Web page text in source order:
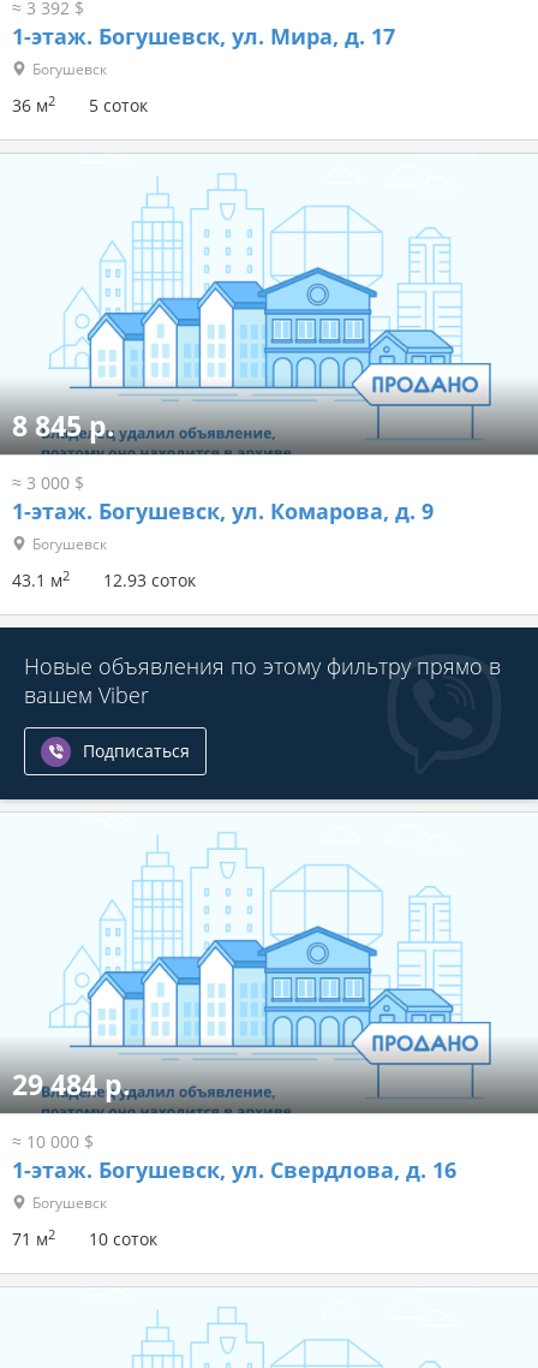
≈ 3 392 $
1-этаж. Богушевск, ул. Мира, д. 17
Богушевск
36 м2 5 соток
8 845 р.
≈ 3 000 $
1-этаж. Богушевск, ул. Комарова, д. 9
Богушевск
43.1 м2 12.93 соток
Новые объявления по этому фильтру прямо в
вашем Viber
Подписаться
29 484 р.
≈ 10 000 $
1-этаж. Богушевск, ул. Свердлова, д. 16
Богушевск
71 м2 10 соток